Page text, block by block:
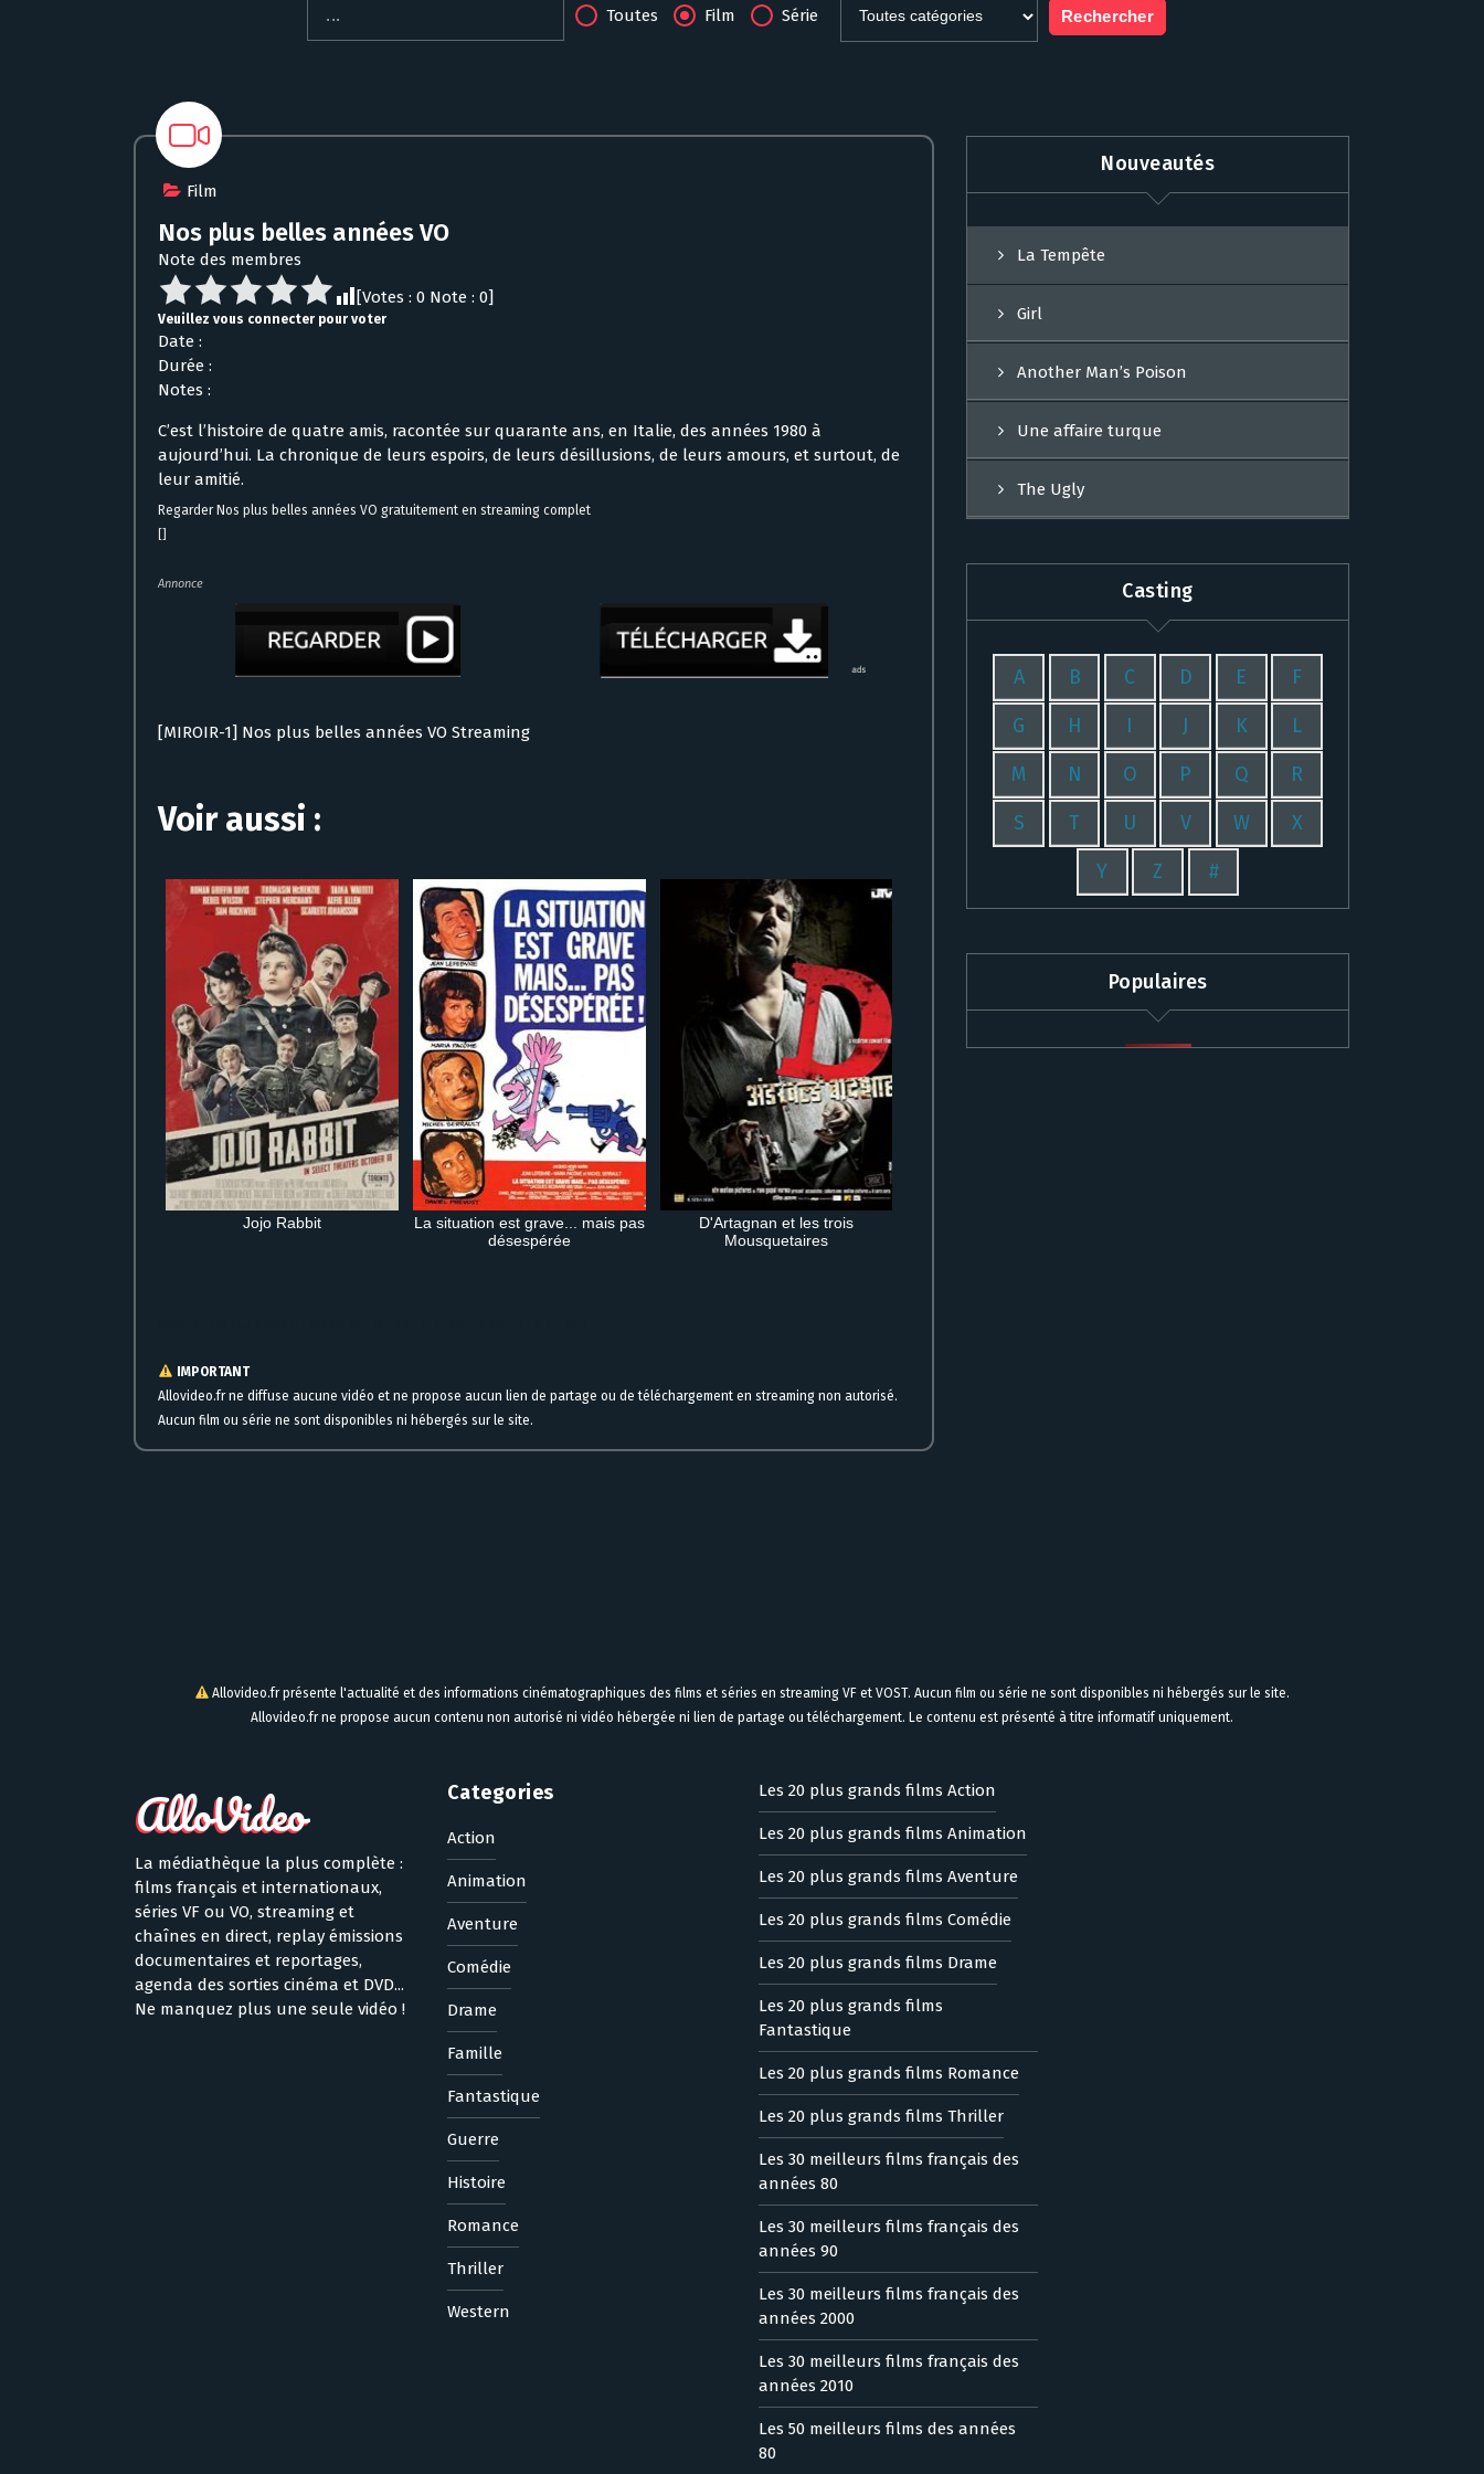
Toutes Film Série
Film
Nos plus belles années VO
Note des membres
[Votes : 0 Note : 0]
Veuillez vous connecter pour voter
Date :
Durée :
Notes :
C’est l’histoire de quatre amis, racontée sur quarante ans, en Italie, des années 1980 à
aujourd’hui. La chronique de leurs espoirs, de leurs désillusions, de leurs amours, et surtout, de
leur amitié.
Regarder Nos plus belles années VO gratuitement en streaming complet
Annonce
[MIROIR-1] Nos plus belles années VO Streaming
Voir aussi :
Jojo Rabbit
La situation est grave... mais pas
désespérée
D'Artagnan et les trois
Mousquetaires
IMPORTANT
Allovideo.fr ne diffuse aucune vidéo et ne propose aucun lien de partage ou de téléchargement en streaming non autorisé.
Aucun film ou série ne sont disponibles ni hébergés sur le site.
Nouveautés
La Tempête
Girl
Another Man’s Poison
Une affaire turque
The Ugly
Casting
A B C D E F
G H I J K L
M N O P Q R
S T U V W X
Y Z #
Populaires
Allovideo.fr présente l'actualité et des informations cinématographiques des films et séries en streaming VF et VOST. Aucun film ou série ne sont disponibles ni hébergés sur le site.
Allovideo.fr ne propose aucun contenu non autorisé ni vidéo hébergée ni lien de partage ou téléchargement. Le contenu est présenté à titre informatif uniquement.
La médiathèque la plus complète :
films français et internationaux,
séries VF ou VO, streaming et
chaînes en direct, replay émissions
documentaires et reportages,
agenda des sorties cinéma et DVD...
Ne manquez plus une seule vidéo !
Categories
Action
Animation
Aventure
Comédie
Drame
Famille
Fantastique
Guerre
Histoire
Romance
Thriller
Western
Les 20 plus grands films Action
Les 20 plus grands films Animation
Les 20 plus grands films Aventure
Les 20 plus grands films Comédie
Les 20 plus grands films Drame
Les 20 plus grands films
Fantastique
Les 20 plus grands films Romance
Les 20 plus grands films Thriller
Les 30 meilleurs films français des
années 80
Les 30 meilleurs films français des
années 90
Les 30 meilleurs films français des
années 2000
Les 30 meilleurs films français des
années 2010
Les 50 meilleurs films des années
80